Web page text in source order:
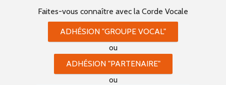
Faites-vous connaître avec la Corde Vocale
ADHÉSION "GROUPE VOCAL"
ou
ADHÉSION "PARTENAIRE"
ou